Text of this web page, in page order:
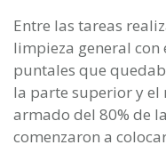
Entre las tareas
limpieza general
puntales que
la parte superior y el
armado del 80% de
comenzaron a